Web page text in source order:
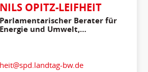
NILS OPITZ-LEIFHEIT
Parlamentarischer Berater für
Energie und Umwelt,
bw.de